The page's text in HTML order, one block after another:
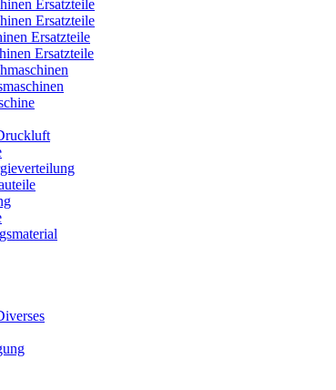
Ersatzteile
Ersatzteile
Ersatzteile
Ersatzteile